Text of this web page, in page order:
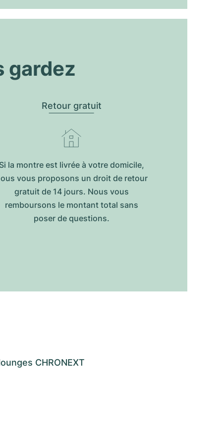
gardez
Retour gratuit
la montre est livrée à votre domicile,
vous proposons un droit de retour
gratuit de 14 jours. Nous vous
remboursons le montant total sans
poser de questions.
CHRONEXT